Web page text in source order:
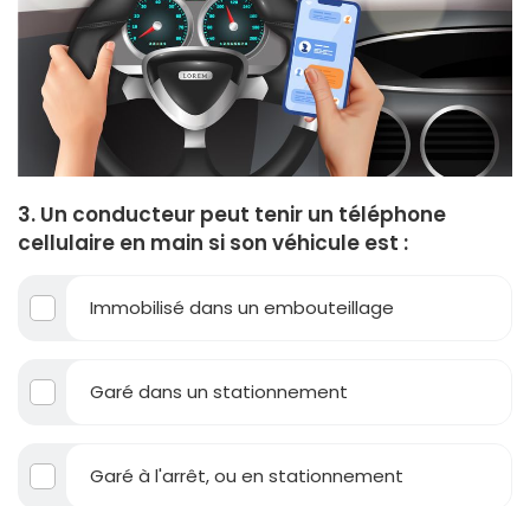
3. Un conducteur peut tenir un téléphone
cellulaire en main si son véhicule est :
Immobilisé dans un embouteillage
Garé dans un stationnement
Garé à l'arrêt, ou en stationnement